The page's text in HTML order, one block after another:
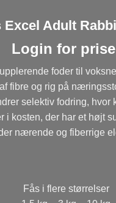
Excel Adult
Login for
foder til
fibre og rig på
selektiv fodring,
i kosten, der har et højt
nærende og fiberrige
Fås i flere størrelser